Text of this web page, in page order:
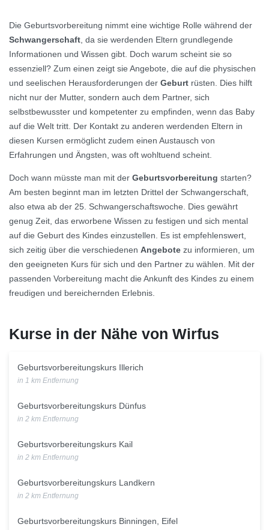
Die Geburtsvorbereitung nimmt eine wichtige Rolle während der
Schwangerschaft, da sie werdenden Eltern grundlegende
Informationen und Wissen gibt. Doch warum scheint sie so
essenziell? Zum einen zeigt sie Angebote, die auf die physischen
und seelischen Herausforderungen der Geburt rüsten. Dies hilft
nicht nur der Mutter, sondern auch dem Partner, sich
selbstbewusster und kompetenter zu empfinden, wenn das Baby
auf die Welt tritt. Der Kontakt zu anderen werdenden Eltern in
diesen Kursen ermöglicht zudem einen Austausch von
Erfahrungen und Ängsten, was oft wohltuend scheint.
Doch wann müsste man mit der Geburtsvorbereitung starten?
Am besten beginnt man im letzten Drittel der Schwangerschaft,
also etwa ab der 25. Schwangerschaftswoche. Dies gewährt
genug Zeit, das erworbene Wissen zu festigen und sich mental
auf die Geburt des Kindes einzustellen. Es ist empfehlenswert,
sich zeitig über die verschiedenen Angebote zu informieren, um
den geeigneten Kurs für sich und den Partner zu wählen. Mit der
passenden Vorbereitung macht die Ankunft des Kindes zu einem
freudigen und bereichernden Erlebnis.
Kurse in der Nähe von Wirfus
Geburtsvorbereitungskurs Illerich
in 1 km Entfernung
Geburtsvorbereitungskurs Dünfus
in 2 km Entfernung
Geburtsvorbereitungskurs Kail
in 2 km Entfernung
Geburtsvorbereitungskurs Landkern
in 2 km Entfernung
Geburtsvorbereitungskurs Binningen, Eifel